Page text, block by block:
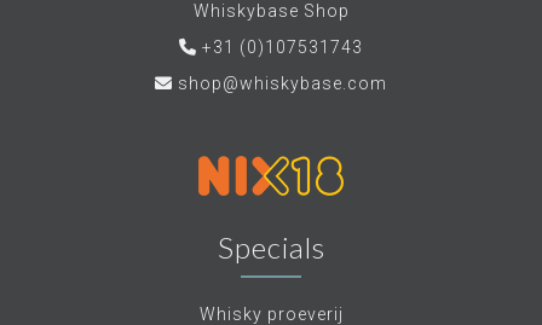
Whiskybase Shop
+31 (0)107531743
shop@whiskybase.com
Specials
Whisky proeverij